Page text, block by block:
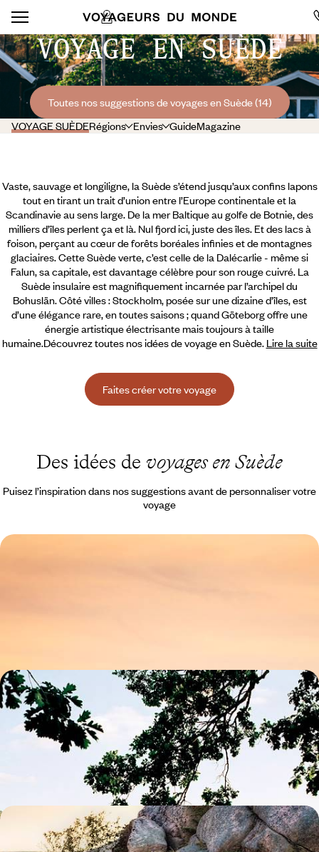
VOYAGE EN SUÈDE
Toutes nos suggestions de voyages en Suède (14)
VOYAGE SUÈDERégions Envies GuideMagazine
Vaste, sauvage et longiligne, la Suède s’étend jusqu’aux confins lapons
tout en tirant un trait d’union entre l’Europe continentale et la
Scandinavie au sens large. De la mer Baltique au golfe de Botnie, des
milliers d’îles perlent ça et là. Nul fjord ici, juste des îles. Et des lacs à
foison, perçant au cœur de forêts boréales infinies et de montagnes
glaciaires. Cette Suède verte, c’est celle de la Dalécarlie - même si
Falun, sa capitale, est davantage célèbre pour son rouge cuivré. La
Suède insulaire est magnifiquement incarnée par l’archipel du
Bohuslän. Côté villes : Stockholm, posée sur une dizaine d’îles,est
d’une élégance rare, en toutes saisons ; quand Göteborg offre une
énergie artistique électrisante mais toujours à taille
humaine.Découvrez toutes nos idées de voyage en Suède. Lire la suite
Faites créer votre voyage
Des idées de voyages en Suède
Puisez l’inspiration dans nos suggestions avant de personnaliser votre
voyage
Élans, canoë et cheval de bois - De Stockholm à la
Dalécarlie, la Suède en famille
À tout âge, embrasser la philosophie suédoise – allemansrätt (libre
accès à la nature) & friluftsliv (vie au grand air)
8 jours, de CHF 2200 à CHF 2800
Sauna, pêche & saveur d’iode - Sur la côte ouest, une
autre Suède